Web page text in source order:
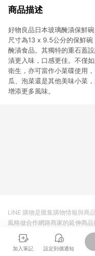
商品描述
好物良品日本玻璃醃漬保鮮
尺寸為13 x 9.5公分的保鮮
醃漬食品。其獨特的重石蓋
漬更入味，口感更佳。不僅
衛生，亦可當作小菜碟使用
瓜、泡菜還是其他美味小菜
增添更多風味。
加入筆記 設定到價通知
LINE 購物是匯集購物情報與商
風格做合作網路商家的延伸商
商品至各合作網路商家，確認
準。